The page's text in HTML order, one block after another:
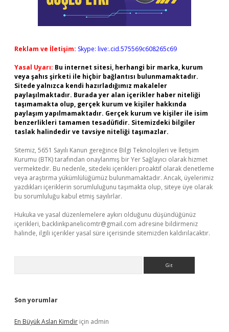
Reklam ve İletişim: Skype: live:.cid.575569c608265c69
Yasal Uyarı: Bu internet sitesi, herhangi bir marka, kurum
veya şahıs şirketi ile hiçbir bağlantısı bulunmamaktadır.
Sitede yalnızca kendi hazırladığımız makaleler
paylaşılmaktadır. Burada yer alan içerikler haber niteliği
taşımamakta olup, gerçek kurum ve kişiler hakkında
paylaşım yapılmamaktadır. Gerçek kurum ve kişiler ile isim
benzerlikleri tamamen tesadüfidir. Sitemizdeki bilgiler
taslak halindedir ve tavsiye niteliği taşımazlar.
Sitemiz, 5651 Sayılı Kanun gereğince Bilgi Teknolojileri ve İletişim
Kurumu (BTK) tarafından onaylanmış bir Yer Sağlayıcı olarak hizmet
vermektedir. Bu nedenle, sitedeki içerikleri proaktif olarak denetleme
veya araştırma yükümlülüğümüz bulunmamaktadır. Ancak, üyelerimiz
yazdıkları içeriklerin sorumluluğunu taşımakta olup, siteye üye olarak
bu sorumluluğu kabul etmiş sayılırlar.
Hukuka ve yasal düzenlemelere aykırı olduğunu düşündüğünüz
içerikleri, backlinkpanelicomtr@gmail.com adresine bildirmeniz
halinde, ilgili içerikler yasal süre içerisinde sitemizden kaldırılacaktır.
Son yorumlar
En Büyük Aslan Kimdir için admin